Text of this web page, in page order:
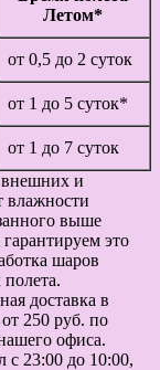
Летом*
от 0,5 до 2 суток
от 1 до 5 суток*
от 1 до 7 суток
внешних и
влажности
выше
это
шаров
доставка в
250 руб. по
офиса.
с 23:00 до 10:00,